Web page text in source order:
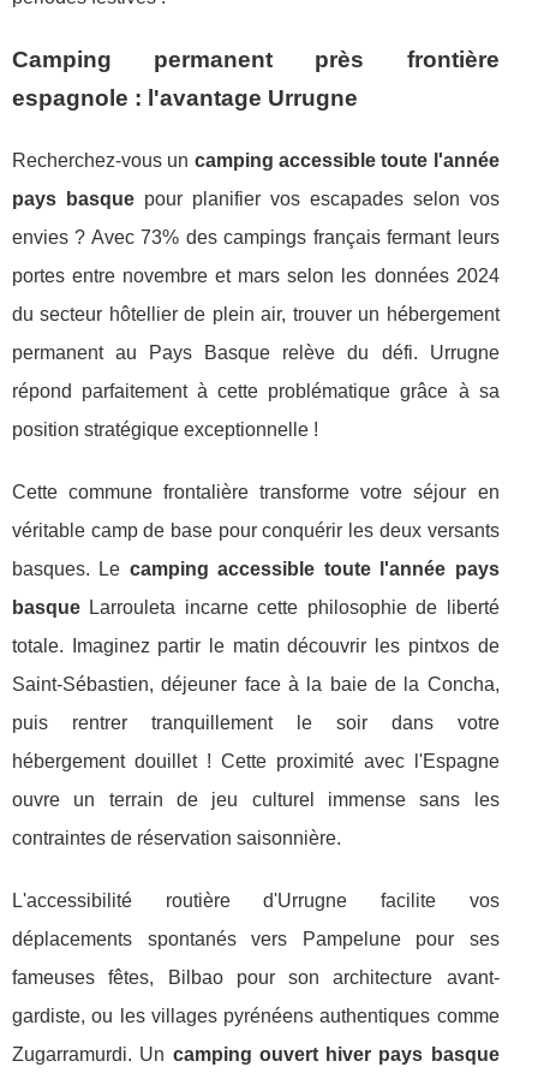
Camping permanent près frontière
espagnole : l'avantage Urrugne
Recherchez-vous un camping accessible toute l'année
pays basquepour planifier vos escapades selon vos
envies ? Avec 73% des campings français fermant leurs
portes entre novembre et mars selon les données 2024
du secteur hôtellier de plein air, trouver un hébergement
permanent au Pays Basque relève du défi. Urrugne
répond parfaitement à cette problématique grâce à sa
position stratégique exceptionnelle !
Cette commune frontalière transforme votre séjour en
véritable camp de base pour conquérir les deux versants
basques. Le camping accessible toute l'année pays
basque Larrouleta incarne cette philosophie de liberté
totale. Imaginez partir le matin découvrir les pintxos de
Saint-Sébastien, déjeuner face à la baie de la Concha,
puis rentrer tranquillement le soir dans votre
hébergement douillet ! Cette proximité avec l'Espagne
ouvre un terrain de jeu culturel immense sans les
contraintes de réservation saisonnière.
L'accessibilité routière d'Urrugne facilite vos
déplacements spontanés vers Pampelune pour ses
fameuses fêtes, Bilbao pour son architecture avant-
gardiste, ou les villages pyrénéens authentiques comme
Zugarramurdi. Un camping ouvert hiver pays basque